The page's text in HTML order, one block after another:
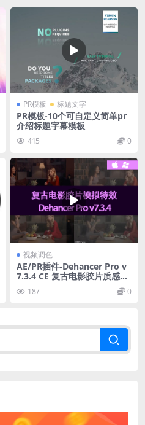
PR模板 标题文字
PR模板-10个可自定义简单pr
介绍标题字幕模板
415 0
视频调色
AE/PR插件-Dehancer Pro v
7.3.4 CE 复古电影胶片质感调
187 0